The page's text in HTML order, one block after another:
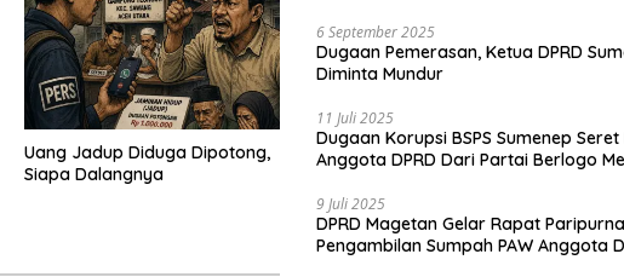
Uang Jadup Diduga Dipotong,
Siapa Dalangnya
6 September 2025
Dugaan Pemerasan, Ketua DPRD
Diminta Mundur
11 Juli 2025
Dugaan Korupsi BSPS Sumenep
Anggota DPRD Dari Partai Berlogo
9 Juli 2025
DPRD Magetan Gelar Rapat
Pengambilan Sumpah PAW Anggota